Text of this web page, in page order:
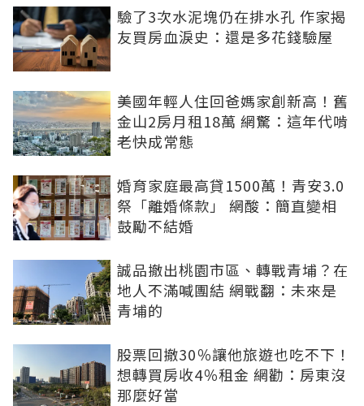
驗了3次水泥塊仍在排水孔 作家揭
友買房血淚史：還是多花錢驗屋
美國年輕人住回爸媽家創新高！舊
金山2房月租18萬 網驚：這年代啃
老快成常態
婚育家庭最高貸1500萬！青安3.0
祭「離婚條款」 網酸：簡直變相
鼓勵不結婚
誠品撤出桃園市區、轉戰青埔？在
地人不滿喊團結 網戰翻：未來是
青埔的
股票回撤30％讓他旅遊也吃不下！
想轉買房收4％租金 網勸：房東沒
那麼好當